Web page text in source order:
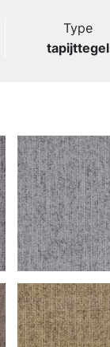
Type
tapijttegel